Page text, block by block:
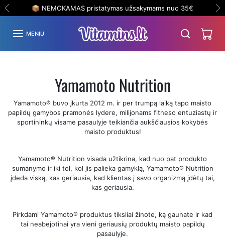
Eiti į turinį📦 NEMOKAMAS pristatymas užsakymams nuo 35€
Ankstesnis
MENIU
Yamamoto Nutrition
Yamamoto® buvo įkurta 2012 m. ir per trumpą laiką tapo maisto
papildų gamybos pramonės lydere, milijonams fitneso entuziastų ir
sportininkų visame pasaulyje teikiančia aukščiausios kokybės
maisto produktus!
Yamamoto® Nutrition visada užtikrina, kad nuo pat produkto
sumanymo ir iki tol, kol jis palieka gamyklą, Yamamoto® Nutrition
įdeda viską, kas geriausia, kad klientas į savo organizmą įdėtų tai,
kas geriausia.
Pirkdami Yamamoto® produktus tiksliai žinote, ką gaunate ir kad
tai neabejotinai yra vieni geriausių produktų maisto papildų
pasaulyje.